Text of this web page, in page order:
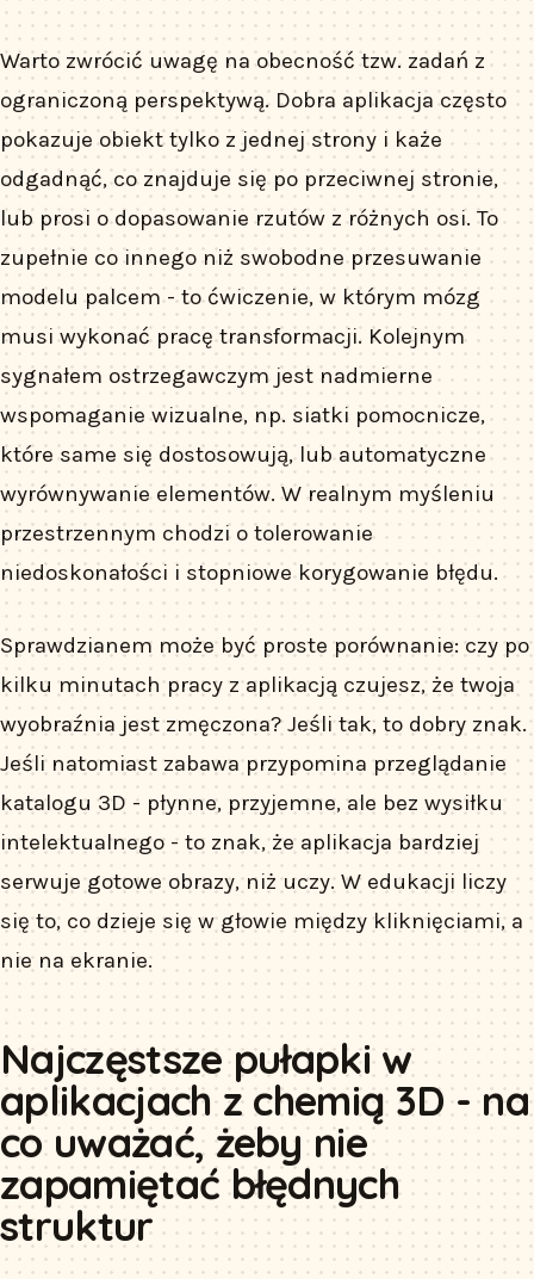
Warto zwrócić uwagę na obecność tzw. zadań z
ograniczoną perspektywą. Dobra aplikacja często
pokazuje obiekt tylko z jednej strony i każe
odgadnąć, co znajduje się po przeciwnej stronie,
lub prosi o dopasowanie rzutów z różnych osi. To
zupełnie co innego niż swobodne przesuwanie
modelu palcem - to ćwiczenie, w którym mózg
musi wykonać pracę transformacji. Kolejnym
sygnałem ostrzegawczym jest nadmierne
wspomaganie wizualne, np. siatki pomocnicze,
które same się dostosowują, lub automatyczne
wyrównywanie elementów. W realnym myśleniu
przestrzennym chodzi o tolerowanie
niedoskonałości i stopniowe korygowanie błędu.
Sprawdzianem może być proste porównanie: czy po
kilku minutach pracy z aplikacją czujesz, że twoja
wyobraźnia jest zmęczona? Jeśli tak, to dobry znak.
Jeśli natomiast zabawa przypomina przeglądanie
katalogu 3D - płynne, przyjemne, ale bez wysiłku
intelektualnego - to znak, że aplikacja bardziej
serwuje gotowe obrazy, niż uczy. W edukacji liczy
się to, co dzieje się w głowie między kliknięciami, a
nie na ekranie.
Najczęstsze pułapki w
aplikacjach z chemią 3D - na
co uważać, żeby nie
zapamiętać błędnych
struktur